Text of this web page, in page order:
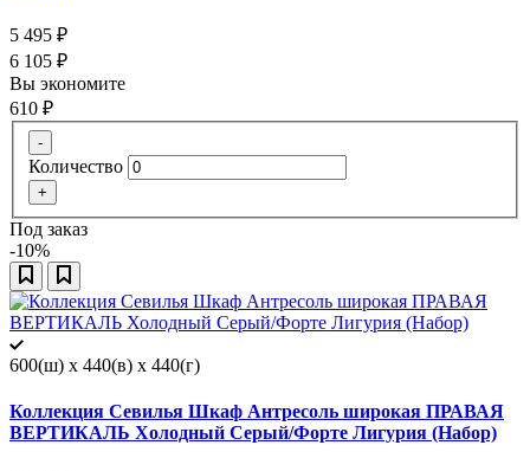
5 495 ₽
6 105 ₽
Вы экономите
610 ₽
-
Количество
+
Под заказ
-10%
600(ш) x 440(в) x 440(г)
Коллекция Севилья Шкаф Антресоль широкая ПРАВАЯ
ВЕРТИКАЛЬ Холодный Серый/Форте Лигурия (Набор)